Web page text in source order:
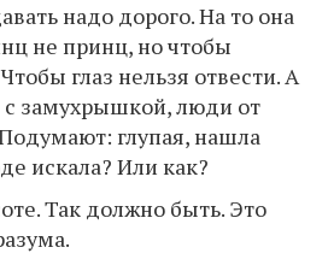
надо дорого. На то она
не принц, но чтобы
глаз нельзя отвести. А
замухрышкой, люди от
глупая, нашла
искала? Или как?
Так должно быть. Это